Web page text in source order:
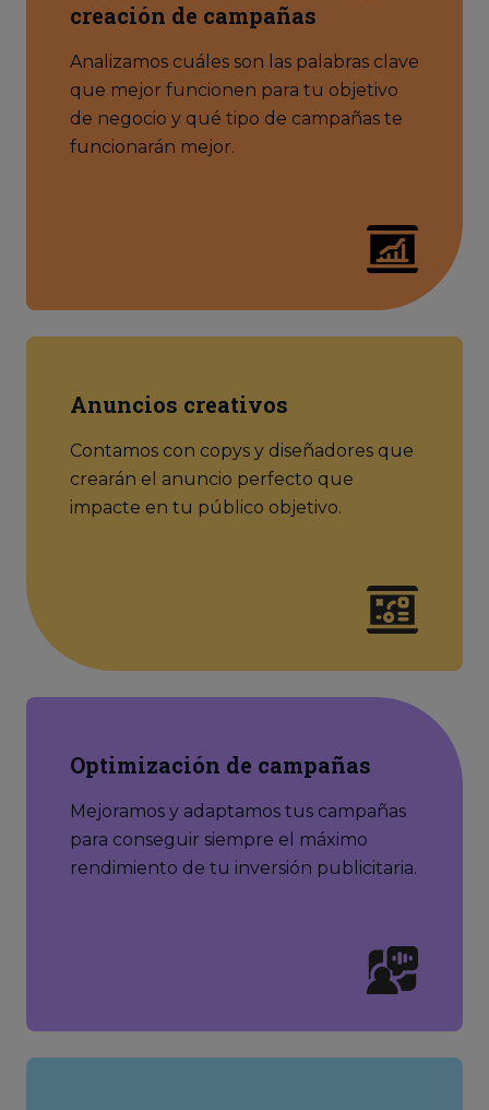
creación de campañas
Analizamos cuáles son las palabras clave
que mejor funcionen para tu objetivo
de negocio y qué tipo de campañas te
funcionarán mejor.
Anuncios creativos
Contamos con copys y diseñadores que
crearán el anuncio perfecto que
impacte en tu público objetivo.
Optimización de campañas
Mejoramos y adaptamos tus campañas
para conseguir siempre el máximo
rendimiento de tu inversión publicitaria.